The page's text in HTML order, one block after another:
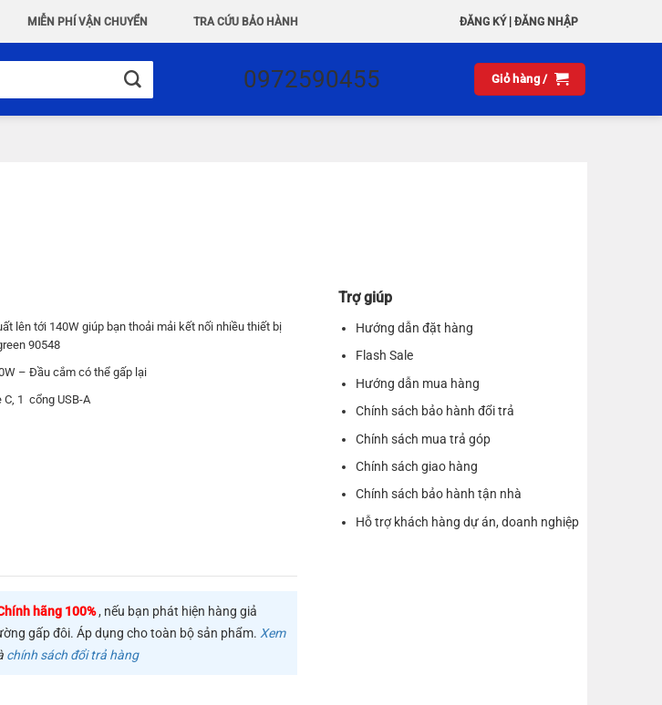
MIỄN PHÍ VẬN CHUYỂN TRA CỨU BẢO HÀNH ĐĂNG KÝ| ĐĂNG NHẬP
0972590455 Giỏ hàng /
lên tới 140W giúp bạn thoải mải kết nối nhiều thiết bị
90548
– Đầu cắm có thể gấp lại
C, 1 cổng USB-A
hãng 100%, nếu bạn phát hiện hàng giả
gấp đôi. Áp dụng cho toàn bộ sản phẩm. Xem
chính sách đổi trả hàng
Trợ giúp
Hướng dẫn đặt hàng
Flash Sale
Hướng dẫn mua hàng
Chính sách bảo hành đổi trả
Chính sách mua trả góp
Chính sách giao hàng
Chính sách bảo hành tận nhà
Hỗ trợ khách hàng dự án, doanh nghiệp